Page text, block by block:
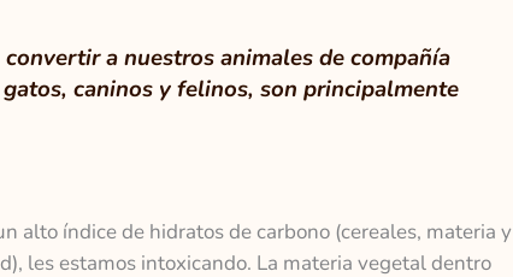
a nuestros animales de compañía
caninos y felinos, son principalmente
alto índice de hidratos de carbono (cereales, materia y
les estamos intoxicando. La materia vegetal dentro